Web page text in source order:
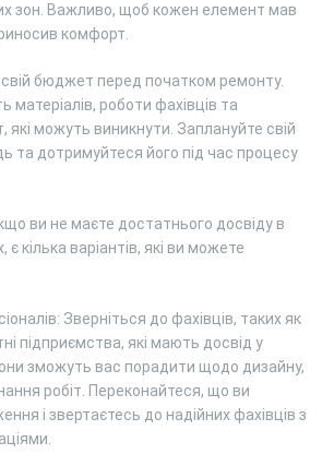
зон. Важливо, щоб кожен елемент мав
комфорт.
бюджет перед початком ремонту.
матеріалів, роботи фахівців та
які можуть виникнути. Заплануйте свій
та дотримуйтеся його під час процесу
ви не маєте достатнього досвіду в
кілька варіантів, які ви можете
Зверніться до фахівців, таких як
підприємства, які мають досвід у
зможуть вас порадити щодо дизайну,
робіт. Переконайтеся, що ви
і звертаєтесь до надійних фахівців з